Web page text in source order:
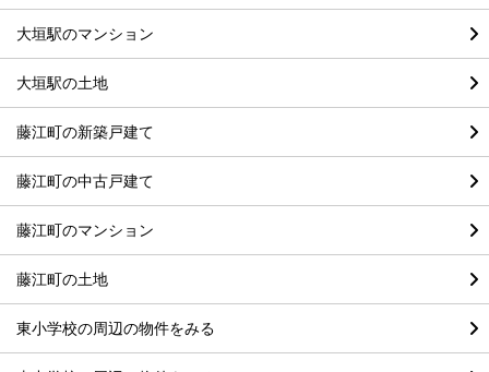
大垣駅のマンション
大垣駅の土地
藤江町の新築戸建て
藤江町の中古戸建て
藤江町のマンション
藤江町の土地
東小学校の周辺の物件をみる